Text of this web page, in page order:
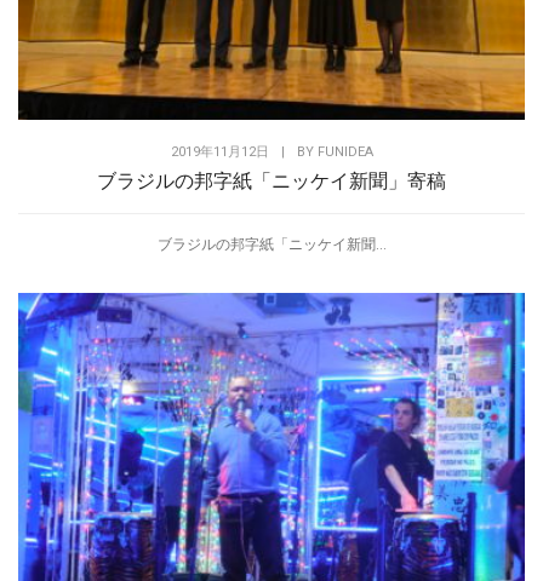
2019年11月12日 | BY FUNIDEA
ブラジルの邦字紙「ニッケイ新聞」寄稿
ブラジルの邦字紙「ニッケイ新聞...